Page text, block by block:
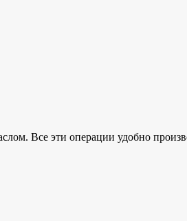
Все эти операции удобно